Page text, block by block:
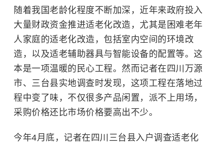
随着我国老龄化程度不断加深，近年来政府投入
大量财政资金推进适老化改造，尤其是困难老年
人家庭的适老化改造，包括室内空间的环境改
造，以及适老辅助器具与智能设备的配置等。这
本是一项温暖的民心工程。然而记者在四川万源
市、三台县实地调查时发现，这项工程在落地过
程中变了味，不仅很多产品闲置，派不上用场，
采购价格还比市场价格要高出不少。
今年4月底，记者在四川三台县入户调查适老化